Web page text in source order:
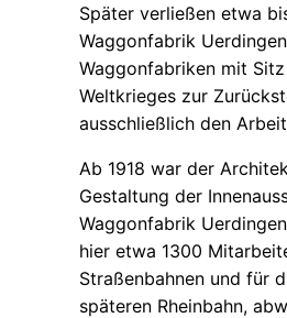
Später verließen etwa
Waggonfabrik
Waggonfabriken mit
Weltkrieges zur
ausschließlich den
Ab 1918 war der
Gestaltung der
Waggonfabrik
hier etwa 1300
Straßenbahnen und für
späteren Rheinbahn,